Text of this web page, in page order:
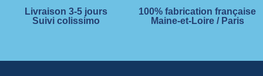
Livraison 3-5 jours
Suivi colissimo
100% fabrication française
Maine-et-Loire / Paris